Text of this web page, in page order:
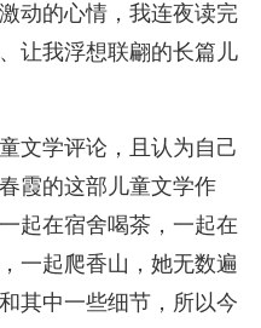
动的心情，我连夜读完
让我浮想联翩的长篇儿
文学评论，且认为自己
霞的这部儿童文学作
起在宿舍喝茶，一起在
一起爬香山，她无数遍
其中一些细节，所以今